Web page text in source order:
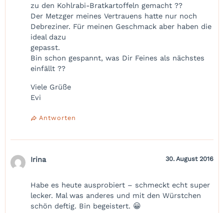
zu den Kohlrabi-Bratkartoffeln gemacht ??
Der Metzger meines Vertrauens hatte nur noch
Debreziner. Für meinen Geschmack aber haben die
ideal dazu
gepasst.
Bin schon gespannt, was Dir Feines als nächstes
einfällt ??
Viele Grüße
Evi
Antworten
Irina 30. August 2016
Habe es heute ausprobiert – schmeckt echt super
lecker. Mal was anderes und mit den Würstchen
schön deftig. Bin begeistert. 😀